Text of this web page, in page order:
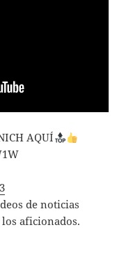
AQUÍ
de noticias
aficionados.